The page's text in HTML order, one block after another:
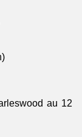
au 12